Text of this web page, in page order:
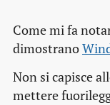
Come mi fa
dimostrano
Non si capisce
mettere